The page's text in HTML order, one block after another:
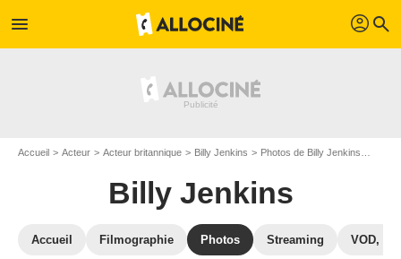
menu profil search
Accueil Acteur Acteur britannique Billy Jenkins Photos de Billy Jenkins
Billy Jenkins
Accueil Filmographie Photos Streaming VOD,